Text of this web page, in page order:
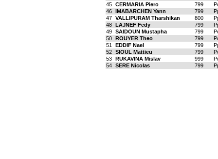
45 CERMARIA Piero 799
46 IMABARCHEN Yann 799
47 VALLIPURAM Tharshikan 800
48 LAJNEF Fedy 799
49 SAIDOUN Mustapha 799
50 ROUYER Theo 799
51
EDDIF Nael 799
52 SIOUL Mattieu 799
53 RUKAVINA Mislav 999
54 SERE Nicolas 799